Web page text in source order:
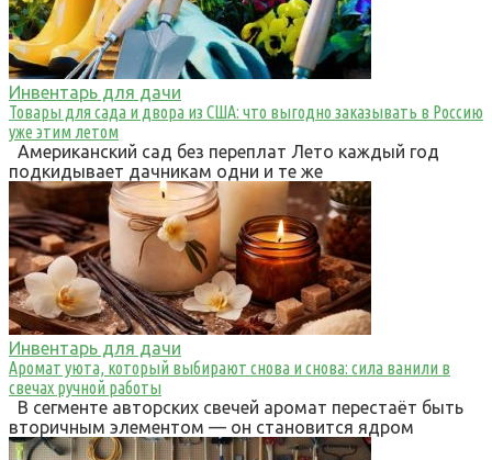
Инвентарь для дачи
Товары для сада и двора из США: что выгодно заказывать в Россию
уже этим летом
Американский сад без переплат Лето каждый год
подкидывает дачникам одни и те же
Инвентарь для дачи
Аромат уюта, который выбирают снова и снова: сила ванили в
свечах ручной работы
В сегменте авторских свечей аромат перестаёт быть
вторичным элементом — он становится ядром